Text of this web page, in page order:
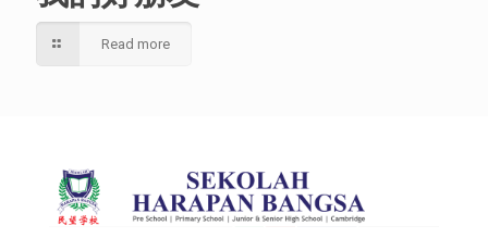
Read more